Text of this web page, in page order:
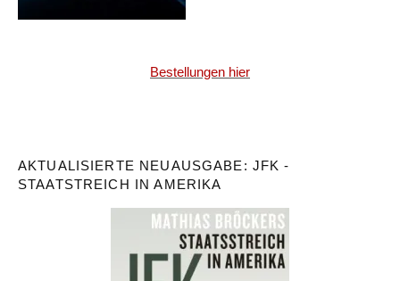
Bestellungen hier
AKTUALISIERTE NEUAUSGABE: JFK -
STAATSTREICH IN AMERIKA